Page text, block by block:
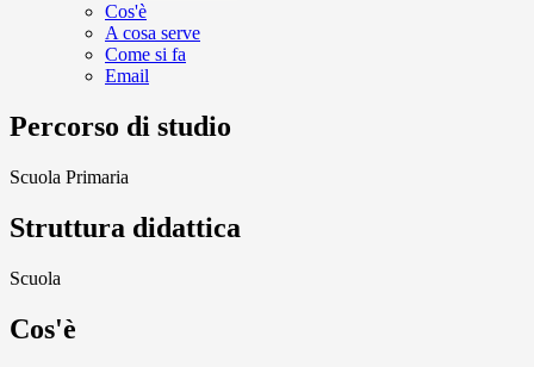
Cos'è
A cosa serve
Come si fa
Email
Percorso di studio
Scuola Primaria
Struttura didattica
Scuola
Cos'è